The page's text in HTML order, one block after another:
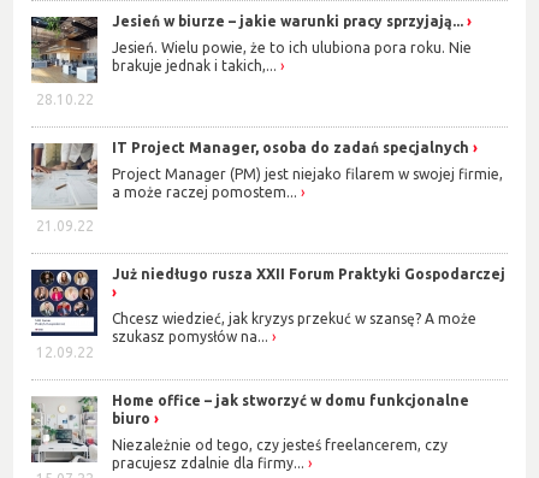
28.10.22
Jesień w biurze – jakie warunki pracy sprzyjają...
Jesień. Wielu powie, że to ich ulubiona pora roku. Nie
brakuje jednak i takich,...
21.09.22
IT Project Manager, osoba do zadań specjalnych
Project Manager (PM) jest niejako filarem w swojej firmie,
a może raczej pomostem...
12.09.22
Już niedługo rusza XXII Forum Praktyki Gospodarczej
Chcesz wiedzieć, jak kryzys przekuć w szansę? A może
szukasz pomysłów na...
Home office – jak stworzyć w domu funkcjonalne
biuro
Niezależnie od tego, czy jesteś freelancerem, czy
pracujesz zdalnie dla firmy...